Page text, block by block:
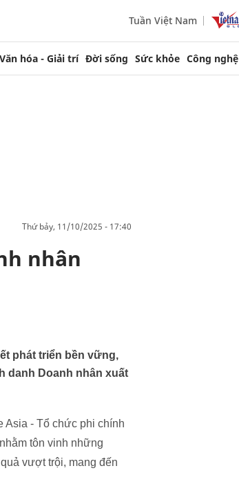
Tuần Việt Nam
Văn hóa - Giải trí Đời sống Sức khỏe Công nghệ
thứ bảy, 11/10/2025 - 17:40
nhân
phát triển bền vững,
danh Doanh nhân xuất
Asia - Tổ chức phi chính
tôn vinh những
vượt trội, mang đến